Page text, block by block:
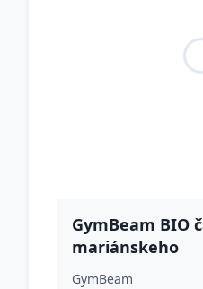
GymBeam BIO
mariánskeho
GymBeam